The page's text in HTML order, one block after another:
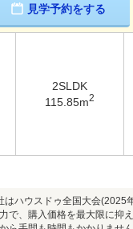
見学予約をする
2SLDK
115.85m2
ハウスドゥ全国大会(2025
で、購入価格を最大限に抑